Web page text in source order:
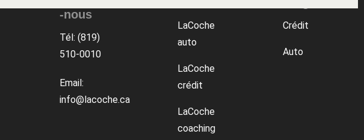
-nous
Tél: (819)
510-0010
Email:
info@lacoche.ca
LaCoche
auto
LaCoche
crédit
LaCoche
coaching
Crédit
Auto